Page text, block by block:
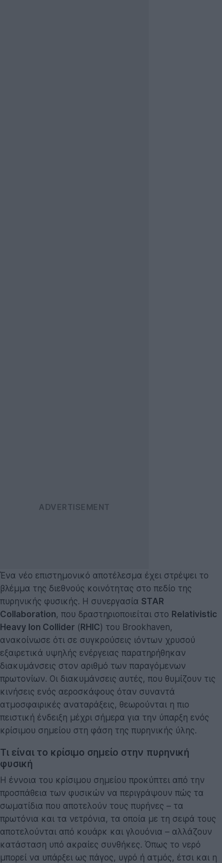
Ένα νέο επιστημονικό αποτέλεσμα έχει στρέψει το
βλέμμα της διεθνούς κοινότητας στο πεδίο της
πυρηνικής φυσικής. Η συνεργασία STAR
Collaboration, που δραστηριοποιείται στο Relativistic
Heavy Ion Collider (RHIC) του Brookhaven,
ανακοίνωσε ότι σε συγκρούσεις ιόντων χρυσού
εξαιρετικά υψηλής ενέργειας παρατηρήθηκαν
διακυμάνσεις στον αριθμό των παραγόμενων
πρωτονίων. Οι διακυμάνσεις αυτές, που θυμίζουν τις
κινήσεις ενός αεροσκάφους όταν συναντά
ατμοσφαιρικές αναταράξεις, θεωρούνται η πιο
πειστική ένδειξη μέχρι σήμερα για την ύπαρξη ενός
κρίσιμου σημείου στη φάση της πυρηνικής ύλης.
Τι είναι το κρίσιμο σημείο στην πυρηνική
φυσική
Η έννοια του κρίσιμου σημείου προκύπτει από την
προσπάθεια των φυσικών να περιγράψουν πώς τα
σωματίδια που αποτελούν τους πυρήνες – τα
πρωτόνια και τα νετρόνια, τα οποία με τη σειρά τους
αποτελούνται από κουάρκ και γλουόνια – αλλάζουν
κατάσταση υπό ακραίες συνθήκες. Όπως το νερό
μπορεί να υπάρξει ως πάγος, υγρό ή ατμός, έτσι και η